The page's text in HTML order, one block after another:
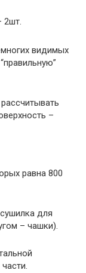
2шт.
видимых
–
равна 800
для
– чашки).